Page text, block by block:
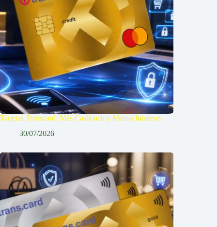
Tarjetas Transcard: Más Cashback y Menos Intereses
30/07/2026